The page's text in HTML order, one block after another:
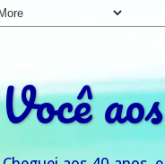
Você